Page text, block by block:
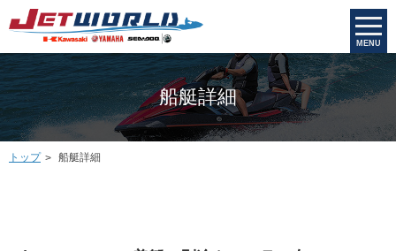
MENU
船艇詳細
トップ 船艇詳細